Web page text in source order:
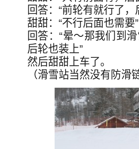
回答：“前轮有就行了，
甜甜：“不行后面也需要”
回答：“晕～那我们到
后轮也装上”
然后甜甜上车了。
（滑雪站当然没有防